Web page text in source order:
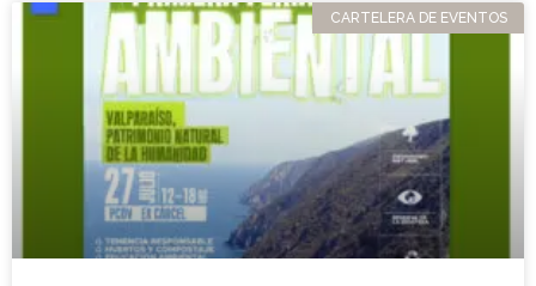
CARTELERA DE EVENTOS